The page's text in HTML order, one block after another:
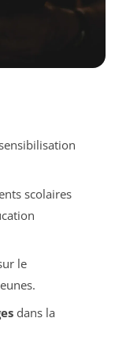
scolaires
le
dans la